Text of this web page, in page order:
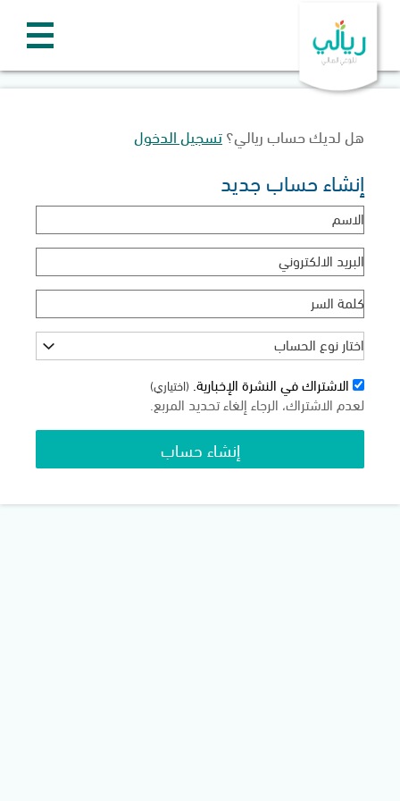
هل لديك حساب ريالي؟تسجيل الدخول
إنشاء حساب جديد
الاسم
البريد الالكتروني
كلمة السر
اختار نوع الحساب
الاشتراك في النشرة الإخبارية. (اختياري)
لعدم الاشتراك، الرجاء إلغاء تحديد المربع.
إنشاء حساب